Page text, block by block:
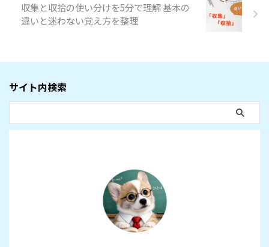
収集と収拾の使い分けを5分で理解 基本の
違いと迷わない覚え方を整理
サイト内検索